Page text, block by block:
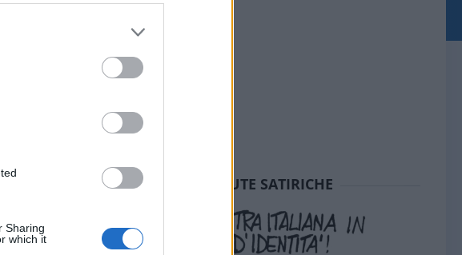
Sharing
which it
SEDUTE SATIRICHE